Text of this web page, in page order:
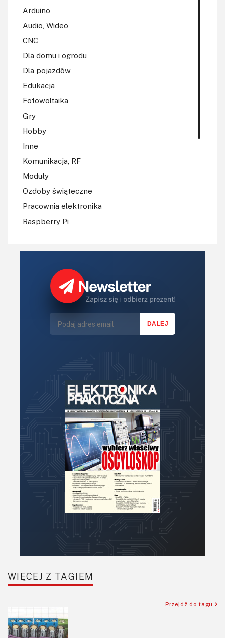
Arduino
Audio, Wideo
CNC
Dla domu i ogrodu
Dla pojazdów
Edukacja
Fotowoltaika
Gry
Hobby
Inne
Komunikacja, RF
Moduły
Ozdoby świąteczne
Pracownia elektronika
Raspberry Pi
Robotyka
Sterowniki silników
Technika μP, μC, PLD
Termometry i termostaty
WIĘCEJ Z TAGIEM
Przejdź do tagu